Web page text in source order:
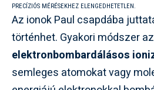
PRECÍZIÓS MÉRÉSEKHEZ ELENGEDHETETLEN.
Az ionok Paul csapdába
történhet. Gyakori módszer az
elektronbombardálásos
semleges atomokat vagy